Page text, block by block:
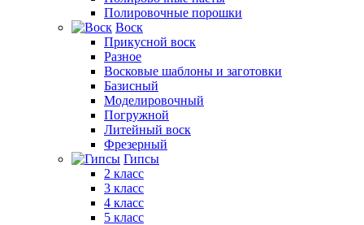
Полировочные порошки
Воск
Прикусной воск
Разное
Восковые шаблоны и заготовки
Базисный
Моделировочный
Погружной
Литейный воск
Фрезерный
Гипсы
2 класс
3 класс
4 класс
5 класс